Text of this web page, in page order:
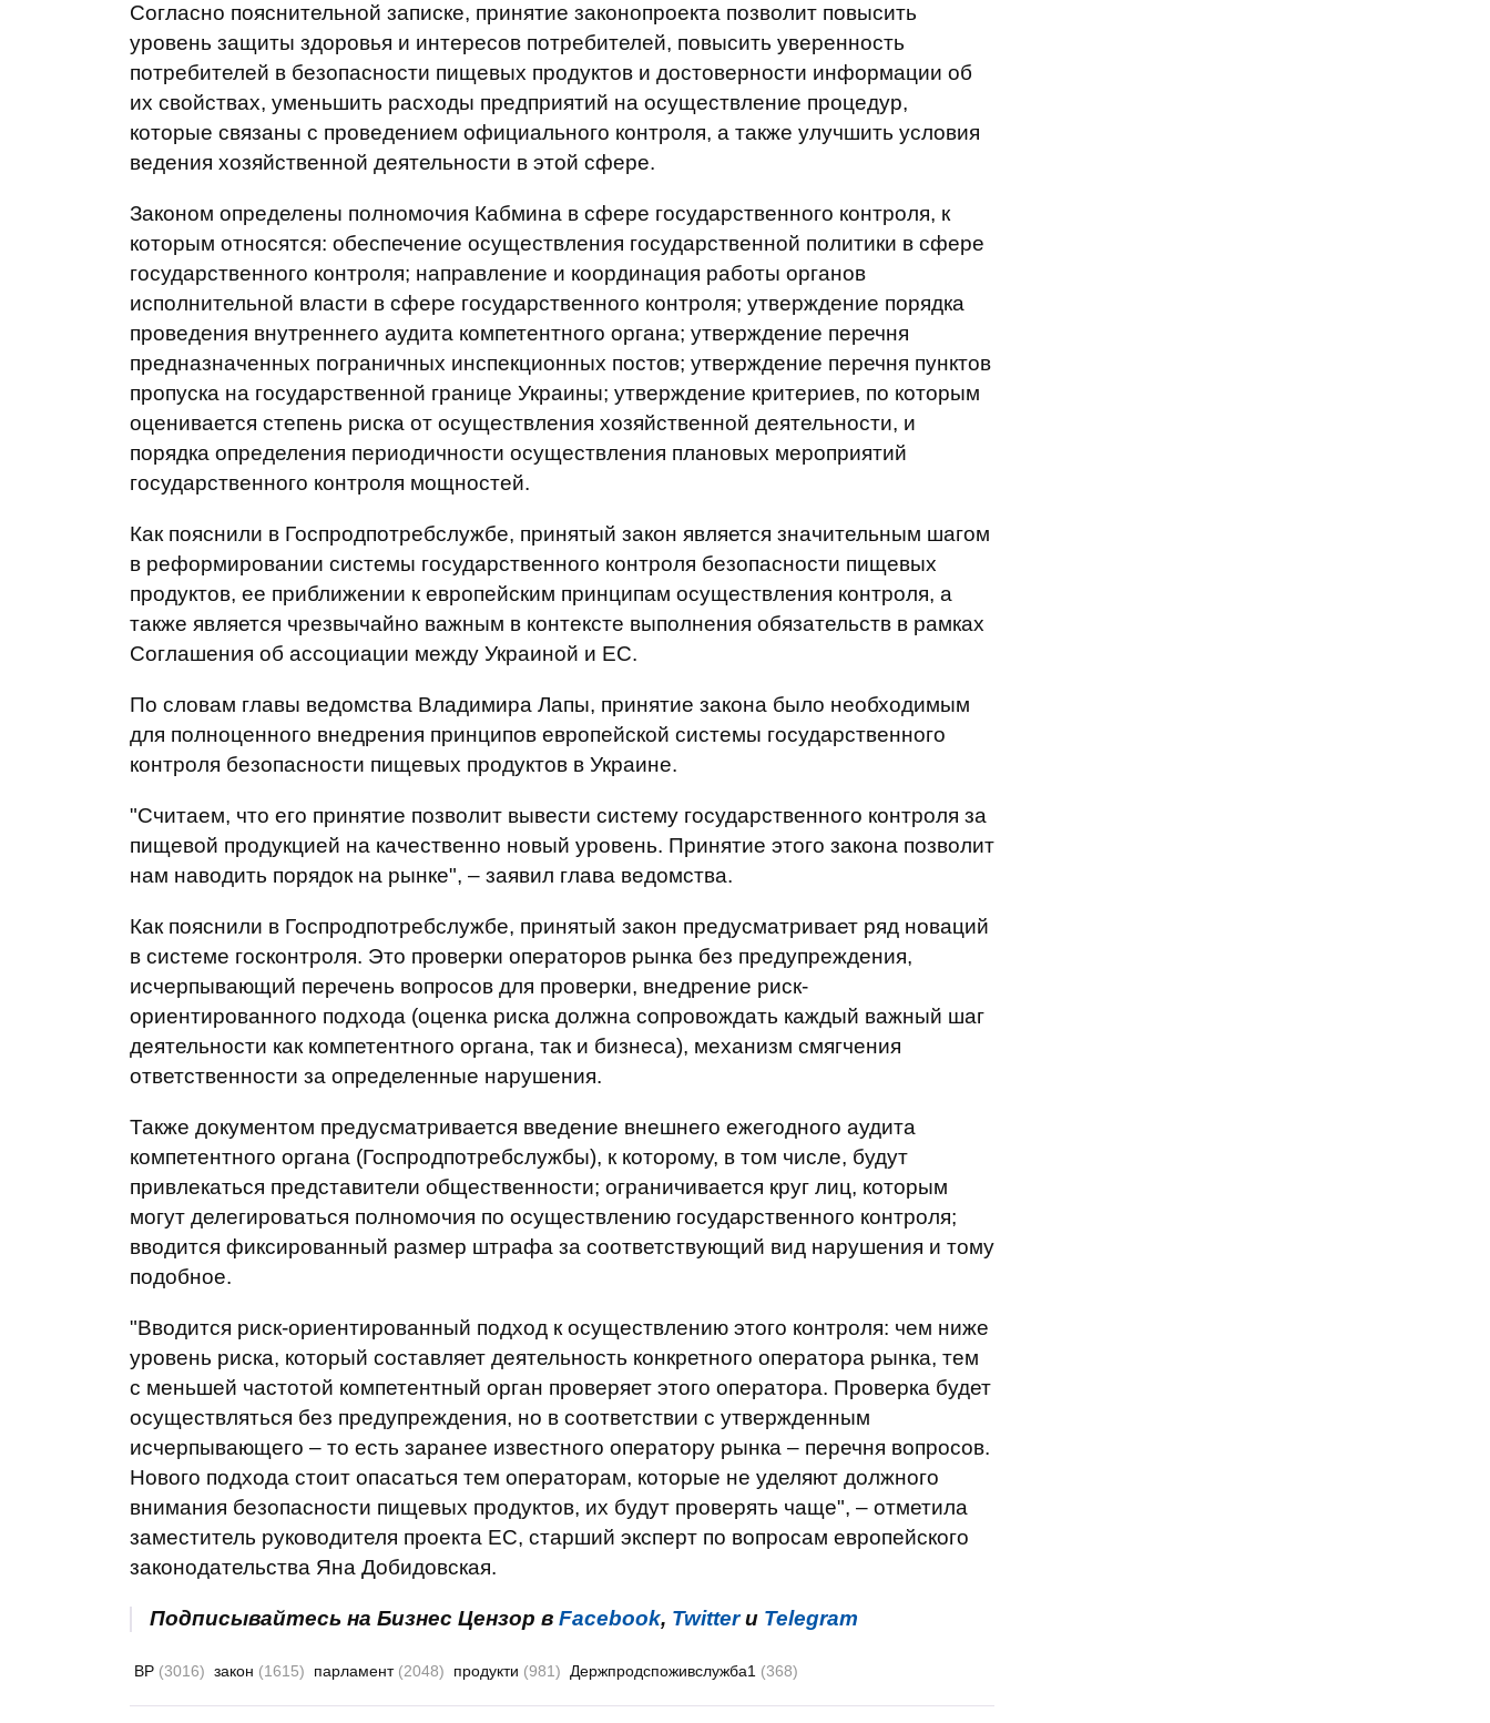
Согласно пояснительной записке, принятие законопроекта позволит повысить
уровень защиты здоровья и интересов потребителей, повысить уверенность
потребителей в безопасности пищевых продуктов и достоверности информации об
их свойствах, уменьшить расходы предприятий на осуществление процедур,
которые связаны с проведением официального контроля, а также улучшить условия
ведения хозяйственной деятельности в этой сфере.
Законом определены полномочия Кабмина в сфере государственного контроля, к
которым относятся: обеспечение осуществления государственной политики в сфере
государственного контроля; направление и координация работы органов
исполнительной власти в сфере государственного контроля; утверждение порядка
проведения внутреннего аудита компетентного органа; утверждение перечня
предназначенных пограничных инспекционных постов; утверждение перечня пунктов
пропуска на государственной границе Украины; утверждение критериев, по которым
оценивается степень риска от осуществления хозяйственной деятельности, и
порядка определения периодичности осуществления плановых мероприятий
государственного контроля мощностей.
Как пояснили в Госпродпотребслужбе, принятый закон является значительным шагом
в реформировании системы государственного контроля безопасности пищевых
продуктов, ее приближении к европейским принципам осуществления контроля, а
также является чрезвычайно важным в контексте выполнения обязательств в рамках
Соглашения об ассоциации между Украиной и ЕС.
По словам главы ведомства Владимира Лапы, принятие закона было необходимым
для полноценного внедрения принципов европейской системы государственного
контроля безопасности пищевых продуктов в Украине.
"Считаем, что его принятие позволит вывести систему государственного контроля за
пищевой продукцией на качественно новый уровень. Принятие этого закона позволит
нам наводить порядок на рынке", – заявил глава ведомства.
Как пояснили в Госпродпотребслужбе, принятый закон предусматривает ряд новаций
в системе госконтроля. Это проверки операторов рынка без предупреждения,
исчерпывающий перечень вопросов для проверки, внедрение риск-
ориентированного подхода (оценка риска должна сопровождать каждый важный шаг
деятельности как компетентного органа, так и бизнеса), механизм смягчения
ответственности за определенные нарушения.
Также документом предусматривается введение внешнего ежегодного аудита
компетентного органа (Госпродпотребслужбы), к которому, в том числе, будут
привлекаться представители общественности; ограничивается круг лиц, которым
могут делегироваться полномочия по осуществлению государственного контроля;
вводится фиксированный размер штрафа за соответствующий вид нарушения и тому
подобное.
"Вводится риск-ориентированный подход к осуществлению этого контроля: чем ниже
уровень риска, который составляет деятельность конкретного оператора рынка, тем
с меньшей частотой компетентный орган проверяет этого оператора. Проверка будет
осуществляться без предупреждения, но в соответствии с утвержденным
исчерпывающего – то есть заранее известного оператору рынка – перечня вопросов.
Нового подхода стоит опасаться тем операторам, которые не уделяют должного
внимания безопасности пищевых продуктов, их будут проверять чаще", – отметила
заместитель руководителя проекта ЕС, старший эксперт по вопросам европейского
законодательства Яна Добидовская.
Подписывайтесь на Бизнес Цензор в Facebook, Twitterи Telegram
ВР (3016) закон (1615) парламент (2048) продукти (981) Держпродспоживслужба1 (368)